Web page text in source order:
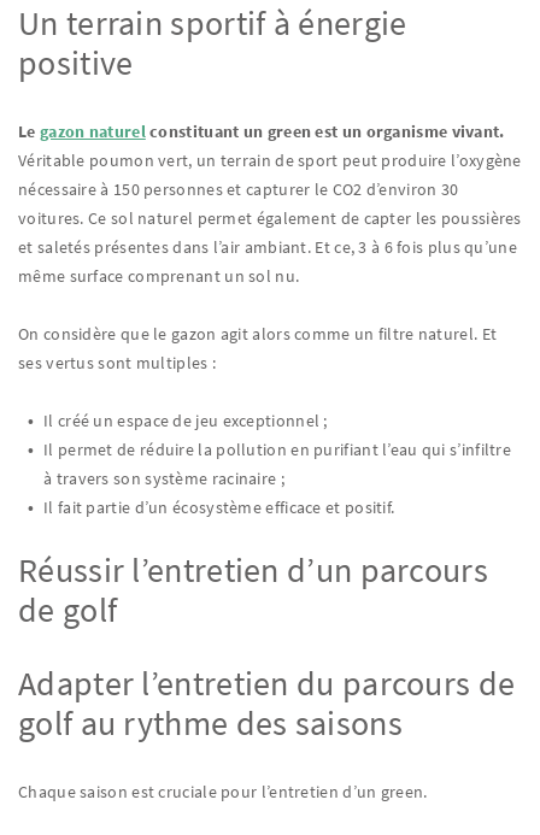
Un terrain sportif à énergie
positive
Le gazon naturelconstituant un green est un organisme vivant.
Véritable poumon vert, un terrain de sport peut produire l’oxygène
nécessaire à 150 personnes et capturer le CO2 d’environ 30
voitures. Ce sol naturel permet également de capter les poussières
et saletés présentes dans l’air ambiant. Et ce, 3 à 6 fois plus qu’une
même surface comprenant un sol nu.
On considère que le gazon agit alors comme un filtre naturel. Et
ses vertus sont multiples :
Il créé un espace de jeu exceptionnel ;
Il permet de réduire la pollution en purifiant l’eau qui s’infiltre
à travers son système racinaire ;
Il fait partie d’un écosystème efficace et positif.
Réussir l’entretien d’un parcours
de golf
Adapter l’entretien du parcours de
golf au rythme des saisons
Chaque saison est cruciale pour l’entretien d’un green.